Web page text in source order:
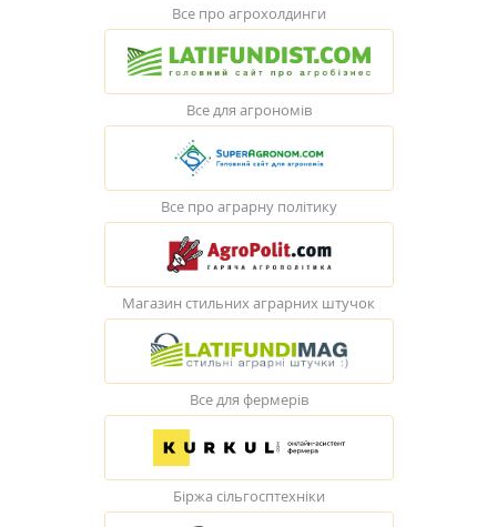
Все про агрохолдинги
Все для агрономів
Все про аграрну політику
Магазин стильних аграрних штучок
Все для фермерів
Біржа сільгосптехніки